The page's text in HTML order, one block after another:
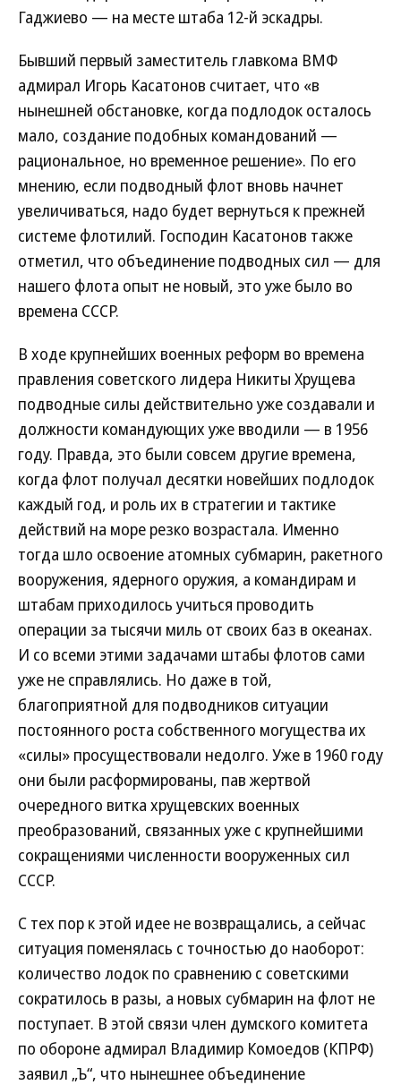
Гаджиево — на месте штаба 12-й эскадры.
Бывший первый заместитель главкома ВМФ
адмирал Игорь Касатонов считает, что «в
нынешней обстановке, когда подлодок осталось
мало, создание подобных командований —
рациональное, но временное решение». По его
мнению, если подводный флот вновь начнет
увеличиваться, надо будет вернуться к прежней
системе флотилий. Господин Касатонов также
отметил, что объединение подводных сил — для
нашего флота опыт не новый, это уже было во
времена СССР.
В ходе крупнейших военных реформ во времена
правления советского лидера Никиты Хрущева
подводные силы действительно уже создавали и
должности командующих уже вводили — в 1956
году. Правда, это были совсем другие времена,
когда флот получал десятки новейших подлодок
каждый год, и роль их в стратегии и тактике
действий на море резко возрастала. Именно
тогда шло освоение атомных субмарин, ракетного
вооружения, ядерного оружия, а командирам и
штабам приходилось учиться проводить
операции за тысячи миль от своих баз в океанах.
И со всеми этими задачами штабы флотов сами
уже не справлялись. Но даже в той,
благоприятной для подводников ситуации
постоянного роста собственного могущества их
«силы» просуществовали недолго. Уже в 1960 году
они были расформированы, пав жертвой
очередного витка хрущевских военных
преобразований, связанных уже с крупнейшими
сокращениями численности вооруженных сил
СССР.
С тех пор к этой идее не возвращались, а сейчас
ситуация поменялась с точностью до наоборот:
количество лодок по сравнению с советскими
сократилось в разы, а новых субмарин на флот не
поступает. В этой связи член думского комитета
по обороне адмирал Владимир Комоедов (КПРФ)
заявил „Ъ“, что нынешнее объединение